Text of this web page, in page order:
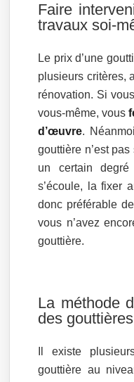
Faire
travaux soi-
Le prix d’une
plusieurs critères,
rénovation. Si
vous-même, vous
d’œuvre.
gouttière n’est
un certain
s’écoule, la fixer
donc préférable
vous n’avez
gouttière.
La méthode
des gouttières
Il existe
gouttière au